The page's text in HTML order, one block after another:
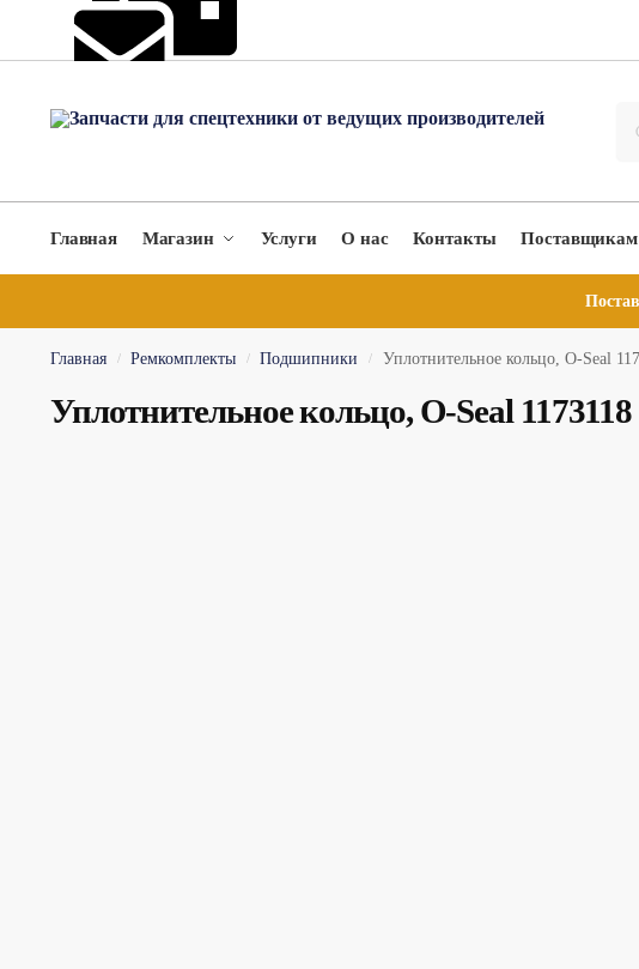
Главная Магазин Услуги О нас Контакты Поставщикам
Главная / Ремкомплекты / Подшипники / Уплотнительное кольцо, O-Seal
Уплотнительное кольцо, O-Seal 1173118